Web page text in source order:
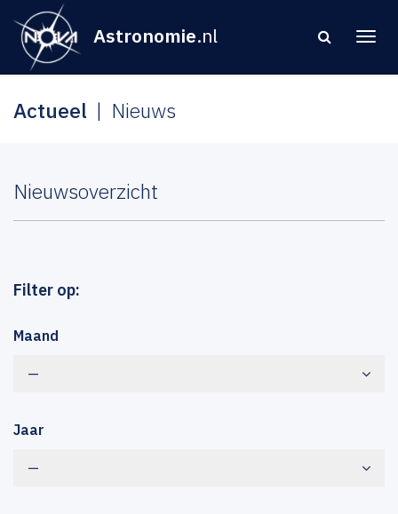
Astronomie.nl
Actueel Nieuws
Nieuwsoverzicht
Filter op:
Maand
—
Jaar
—